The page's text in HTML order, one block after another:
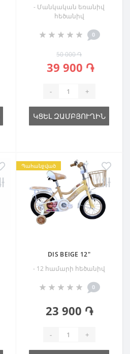
- Մանկական եռանիվ
հեծանիվ
0
50 000 ֏
39 900 ֏
- +
ԿՑԵԼ ԶԱՄԲՅՈՒՂԻՆ
Պահանջված
DIS BEIGE 12"
- 12 համարի հեծանիվ
0
23 900 ֏
- +